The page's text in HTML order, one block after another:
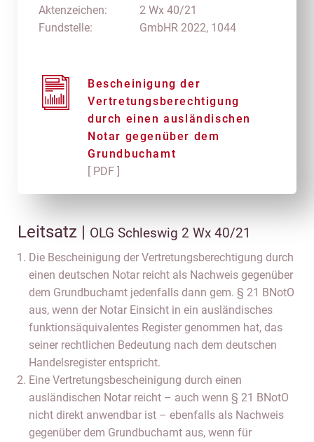
Aktenzeichen:
Fundstelle:
2 Wx 40/21
GmbHR 2022, 1044
Bescheinigung der
Vertretungsberechtigung
durch einen ausländischen
Notar gegenüber dem
Grundbuchamt
[ PDF ]
Leitsatz | OLG Schleswig 2 Wx 40/21
Die Bescheinigung der Vertretungsberechtigung durch
einen deutschen Notar reicht als Nachweis gegenüber
dem Grundbuchamt jedenfalls dann gem. § 21 BNotO
aus, wenn der Notar Einsicht in ein ausländisches
funktionsäquivalentes Register genommen hat, das
seiner rechtlichen Bedeutung nach dem deutschen
Handelsregister entspricht.
Eine Vertretungsbescheinigung durch einen
ausländischen Notar reicht – auch wenn § 21 BNotO
nicht direkt anwendbar ist – ebenfalls als Nachweis
gegenüber dem Grundbuchamt aus, wenn für